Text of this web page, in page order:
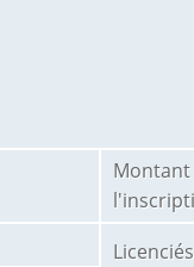
Montant
Licenciés